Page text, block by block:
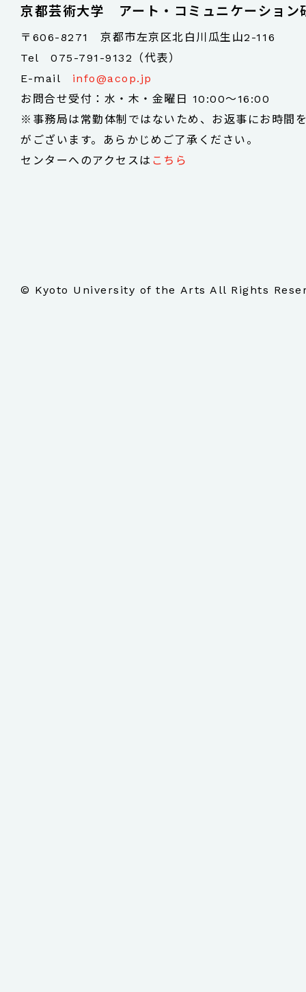
京都芸術大学 アート・コミュニケーション
〒606-8271 京都市左京区北白川瓜生山2-116
Tel075-791-9132（代表）
E-mail info@acop.jp
お問合せ受付：水・木・金曜日 10:00～16:00
※事務局は常勤体制ではないため、お返事にお時間
がございます。あらかじめご了承ください。
センターへのアクセスは こちら
© Kyoto University of the Arts All Rights